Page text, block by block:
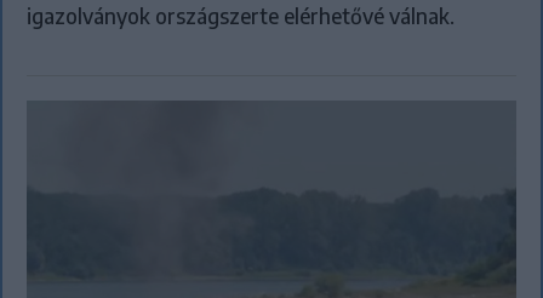
igazolványok országszerte elérhetővé válnak.